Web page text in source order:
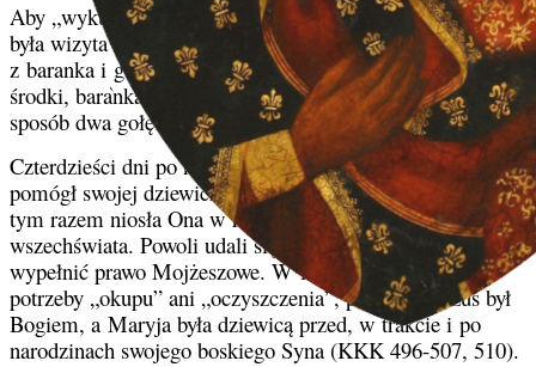
Aby „wykupić” dziecko i „oczyścić” matkę, konieczna
była wizyta w świątyni, podczas której składano ofiarę
z baranka i gołębia. Jeśli rodzina miała ograniczone
środki, baranka można było zamienić na gołębia. W ten
sposób dwa gołębie wystarczały, aby wypełnić nakaz.
Czterdzieści dni po narodzinach Jezusa św. Józef ponownie
pomógł swojej dziewiczej Żonie wsiąść na osła, tyle że
tym razem niosła Ona w ramionach Stwórcę
wszechświata. Powoli udali się do Jerozolimy, aby
wypełnić prawo Mojżeszowe. W ich przypadku nie było
potrzeby „okupu” ani „oczyszczenia”, ponieważ Jezus był
Bogiem, a Maryja była dziewicą przed, w trakcie i po
narodzinach swojego boskiego Syna (KKK 496-507, 510).